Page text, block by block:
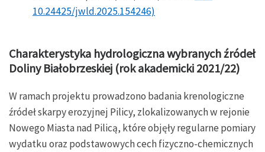
10.24425/jwld.2025.154246)
Charakterystyka hydrologiczna wybranych źródeł
Doliny Białobrzeskiej (rok akademicki 2021/22)
W ramach projektu prowadzono badania krenologiczne
źródeł skarpy erozyjnej Pilicy, zlokalizowanych w rejonie
Nowego Miasta nad Pilicą, które objęły regularne pomiary
wydatku oraz podstawowych cech fizyczno-chemicznych